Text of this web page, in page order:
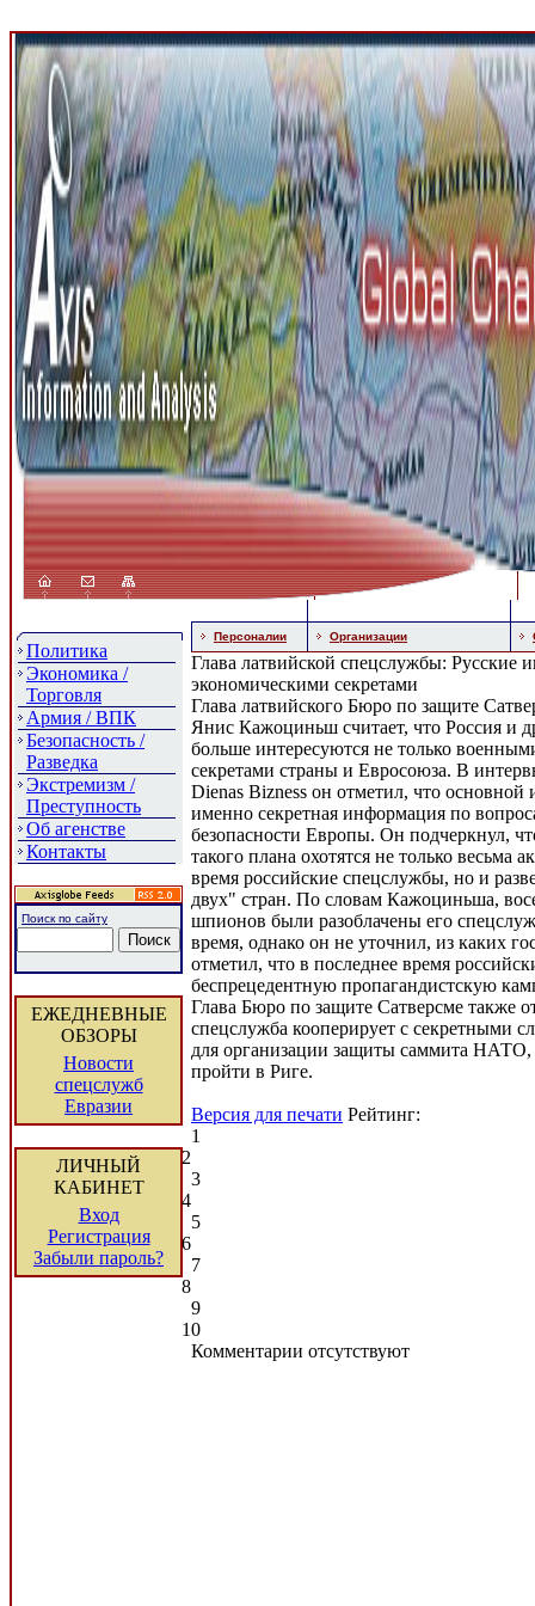
Политика
Экономика /
Торговля
Армия / ВПК
Безопасность /
Разведка
Экстремизм /
Преступность
Об агенстве
Контакты
Поиск по сайту
ЕЖЕДНЕВНЫЕ
ОБЗОРЫ
Новости
спецслужб
Евразии
ЛИЧНЫЙ
КАБИНЕТ
Вход
Регистрация
Забыли пароль?
Персоналии Организации
Глава латвийской спецслужбы: Русские
экономическими секретами
Глава латвийского Бюро по защите
Янис Кажоциньш считает, что Россия и
больше интересуются не только
секретами страны и Евросоюза. В
Dienas Bizness он отметил, что основной
именно секретная информация по
безопасности Европы. Он подчеркнул,
такого плана охотятся не только весьма
время российские спецслужбы, но и
двух" стран. По словам Кажоциньша,
шпионов были разоблачены его
время, однако он не уточнил, из каких
отметил, что в последнее время
беспрецедентную пропагандистскую
Глава Бюро по защите Сатверсме также
спецслужба кооперирует с секретными
для организации защиты саммита
пройти в Риге.
Версия для печати Рейтинг:
1
2
3
4
5
6
7
8
9
10
Комментарии отсутствуют